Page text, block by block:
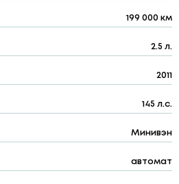
199 000 км
2.5 л.
2011
145 л.с.
Минивэн
автомат